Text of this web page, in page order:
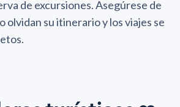
de excursiones. Asegúrese de
olvidan su itinerario y los viajes se